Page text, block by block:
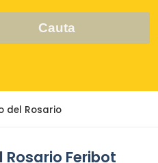
Cauta
del Rosario
Rosario Feribot